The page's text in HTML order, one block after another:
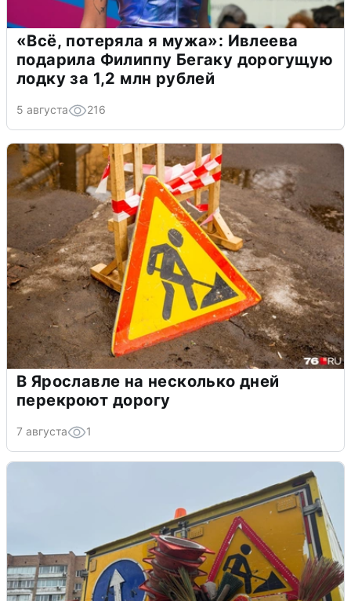
«Всё, потеряла я мужа»: Ивлеева
подарила Филиппу Бегаку дорогущую
лодку за 1,2 млн рублей
5 августа 216
В Ярославле на несколько дней
перекроют дорогу
7 августа 1